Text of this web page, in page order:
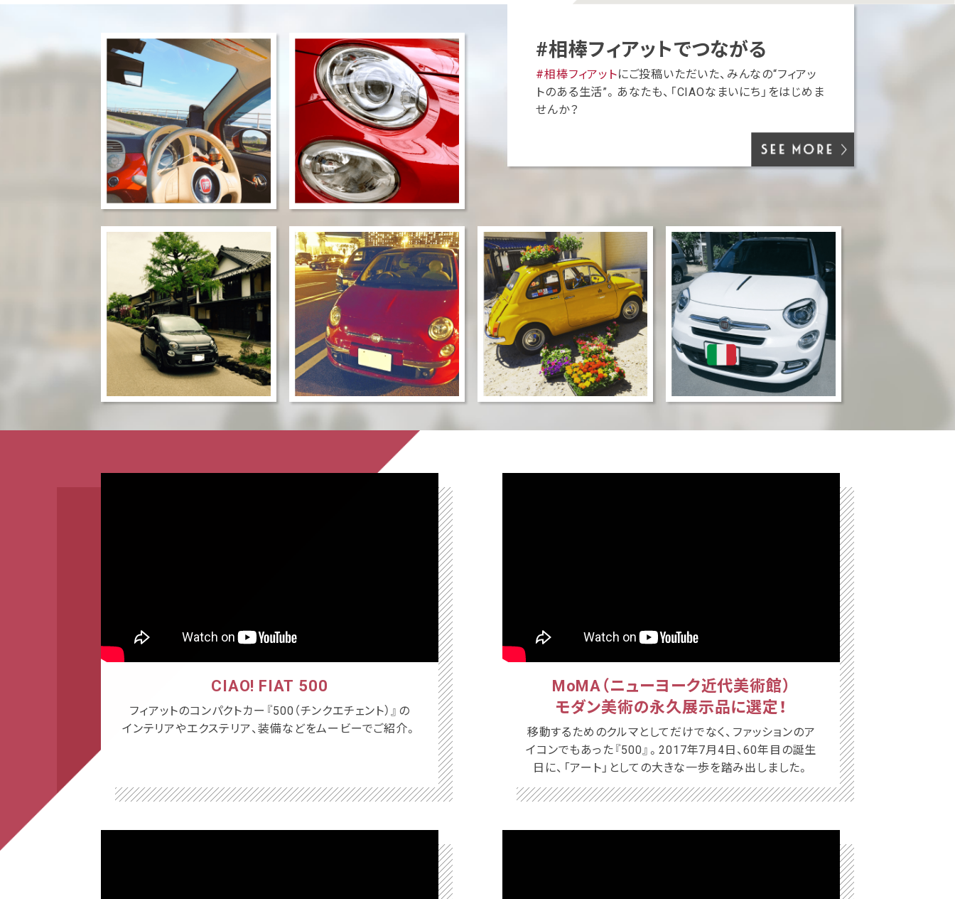
#相棒フィアットでつながる
#相棒フィアットにご投稿いただいた、みんなの“フィアッ
トのある生活”。あなたも、「CIAOなまいにち」をはじめま
せんか？
CIAO! FIAT 500
フィアットのコンパクトカー『500（チンクエチェント）』の
インテリアやエクステリア、装備などをムービーでご紹介。
MoMA（ニューヨーク近代美術館）
モダン美術の永久展示品に選定！
移動するためのクルマとしてだけでなく、ファッションのア
イコンでもあった『500』。2017年7月4日、60年目の誕生
日に、「アート」としての大きな一歩を踏み出しました。